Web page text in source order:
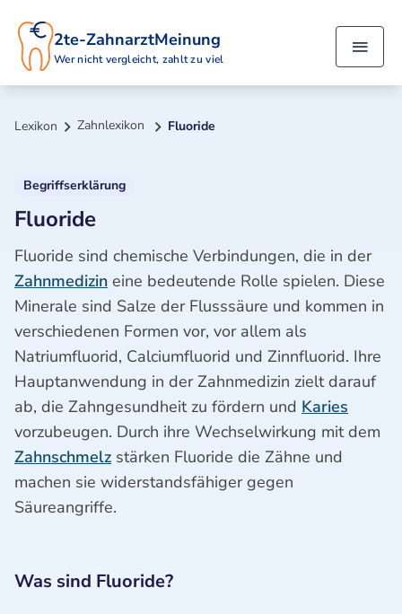
2te-ZahnarztMeinung
Wer nicht vergleicht, zahlt zu viel
Lexikon Zahnlexikon Fluoride
Begriffserklärung
Fluoride
Fluoride sind chemische Verbindungen, die in der
Zahnmedizin eine bedeutende Rolle spielen. Diese
Minerale sind Salze der Flusssäure und kommen in
verschiedenen Formen vor, vor allem als
Natriumfluorid, Calciumfluorid und Zinnfluorid. Ihre
Hauptanwendung in der Zahnmedizin zielt darauf
ab, die Zahngesundheit zu fördern und Karies
vorzubeugen. Durch ihre Wechselwirkung mit dem
Zahnschmelz stärken Fluoride die Zähne und
machen sie widerstandsfähiger gegen
Säureangriffe.
Was sind Fluoride?